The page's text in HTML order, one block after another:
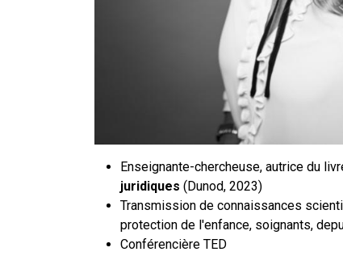
Enseignante-chercheuse, autrice du
juridiques (Dunod, 2023)
Transmission de connaissances
protection de l'enfance, soignants,
Conférencière TED